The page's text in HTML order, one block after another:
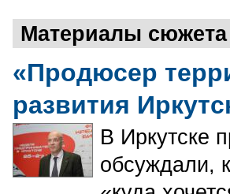
Материалы
«Продюсер
развития
В Иркутске
обсуждали,